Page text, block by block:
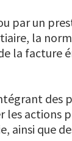
par un
la
la facture
des
les
ainsi que